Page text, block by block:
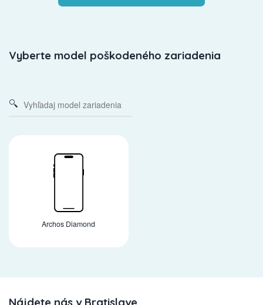
Vyberte model poškodeného zariadenia
Archos Diamond
Nájdete nás v Bratislave